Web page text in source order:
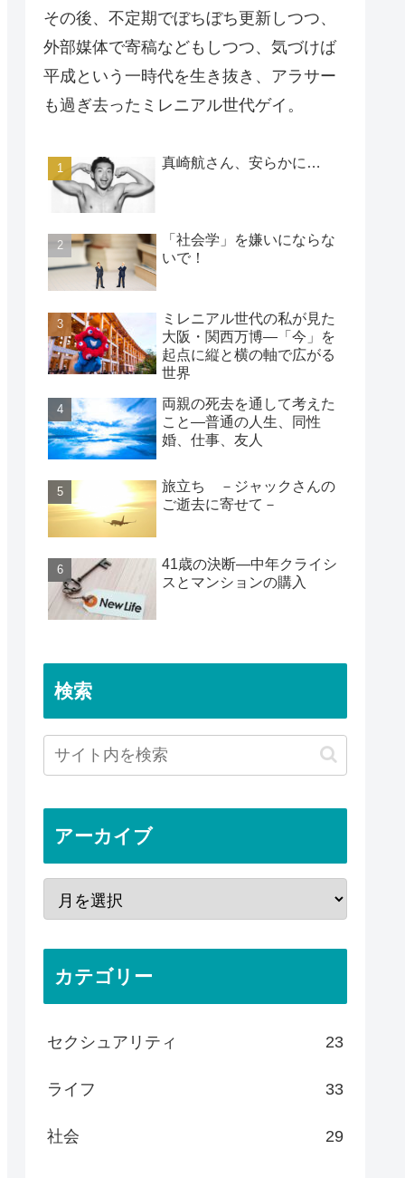
その後、不定期でぼちぼち更新しつつ、
外部媒体で寄稿などもしつつ、気づけば
平成という一時代を生き抜き、アラサー
も過ぎ去ったミレニアル世代ゲイ。
真崎航さん、安らかに…
「社会学」を嫌いにならな
いで！
ミレニアル世代の私が見た
大阪・関西万博―「今」を
起点に縦と横の軸で広がる
世界
両親の死去を通して考えた
こと―普通の人生、同性
婚、仕事、友人
旅立ち －ジャックさんの
ご逝去に寄せて－
41歳の決断―中年クライシ
スとマンションの購入
検索
アーカイブ
カテゴリー
セクシュアリティ 23
ライフ 33
社会 29